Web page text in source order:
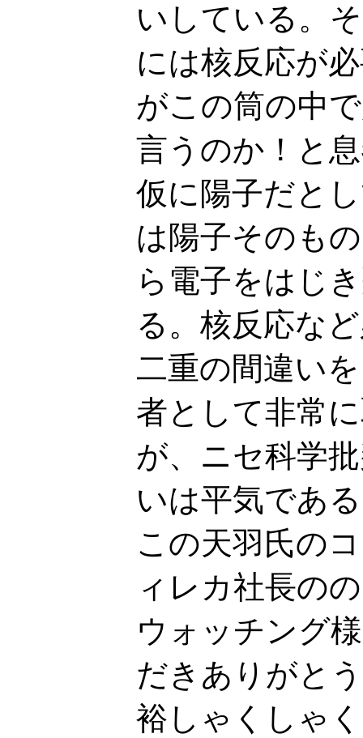
いしている。
には核反応が
がこの筒の中
言うのか！と
仮に陽子だと
は陽子そのも
ら電子をはじ
る。核反応な
二重の間違い
者として非常
が、ニセ科学
いは平気であ
この天羽氏の
ィレカ社長の
ウォッチング
だきありがと
裕しゃくしゃ